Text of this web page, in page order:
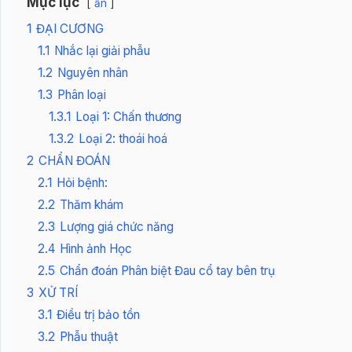
ẩn
1 ĐẠI CƯƠNG
1.1 Nhắc lại giải phẫu
1.2 Nguyên nhân
1.3 Phân loại
1.3.1 Loại 1: Chấn thương
1.3.2 Loại 2: thoái hoá
2 CHẨN ĐOÁN
2.1 Hỏi bệnh:
2.2 Thăm khám
2.3 Lượng giá chức năng
2.4 Hình ảnh Học
2.5 Chẩn đoán Phân biệt Đau cổ tay bên trụ
3 XỬ TRÍ
3.1 Điều trị bảo tồn
3.2 Phẫu thuật